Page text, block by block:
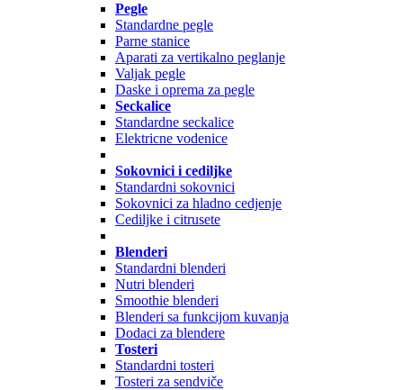
Pegle
Standardne pegle
Parne stanice
Aparati za vertikalno peglanje
Valjak pegle
Daske i oprema za pegle
Seckalice
Standardne seckalice
Elektricne vodenice
Sokovnici i cediljke
Standardni sokovnici
Sokovnici za hladno cedjenje
Cediljke i citrusete
Blenderi
Standardni blenderi
Nutri blenderi
Smoothie blenderi
Blenderi sa funkcijom kuvanja
Dodaci za blendere
Tosteri
Standardni tosteri
Tosteri za sendviče